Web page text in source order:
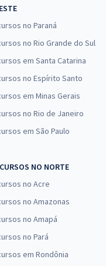
no Paraná
no Rio Grande do Sul
em Santa Catarina
no Espírito Santo
em Minas Gerais
no Rio de Janeiro
em São Paulo
NO NORTE
no Acre
no Amazonas
no Amapá
no Pará
em Rondônia